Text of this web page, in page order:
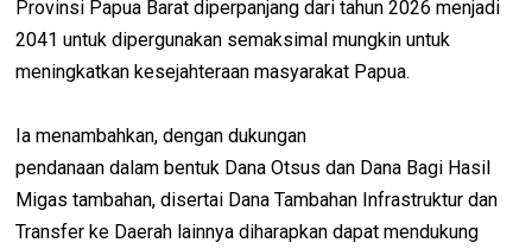
Provinsi Papua Barat diperpanjang dari tahun 2026 menjadi
2041 untuk dipergunakan semaksimal mungkin untuk
meningkatkan kesejahteraan masyarakat Papua.
Ia menambahkan, dengan dukungan
pendanaan dalam bentuk Dana Otsus dan Dana Bagi Hasil
Migas tambahan, disertai Dana Tambahan Infrastruktur dan
Transfer ke Daerah lainnya diharapkan dapat mendukung